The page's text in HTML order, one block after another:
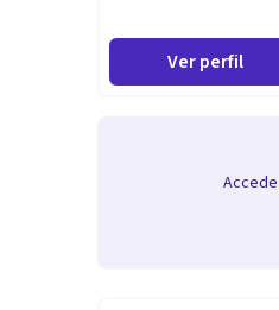
Ver perfil